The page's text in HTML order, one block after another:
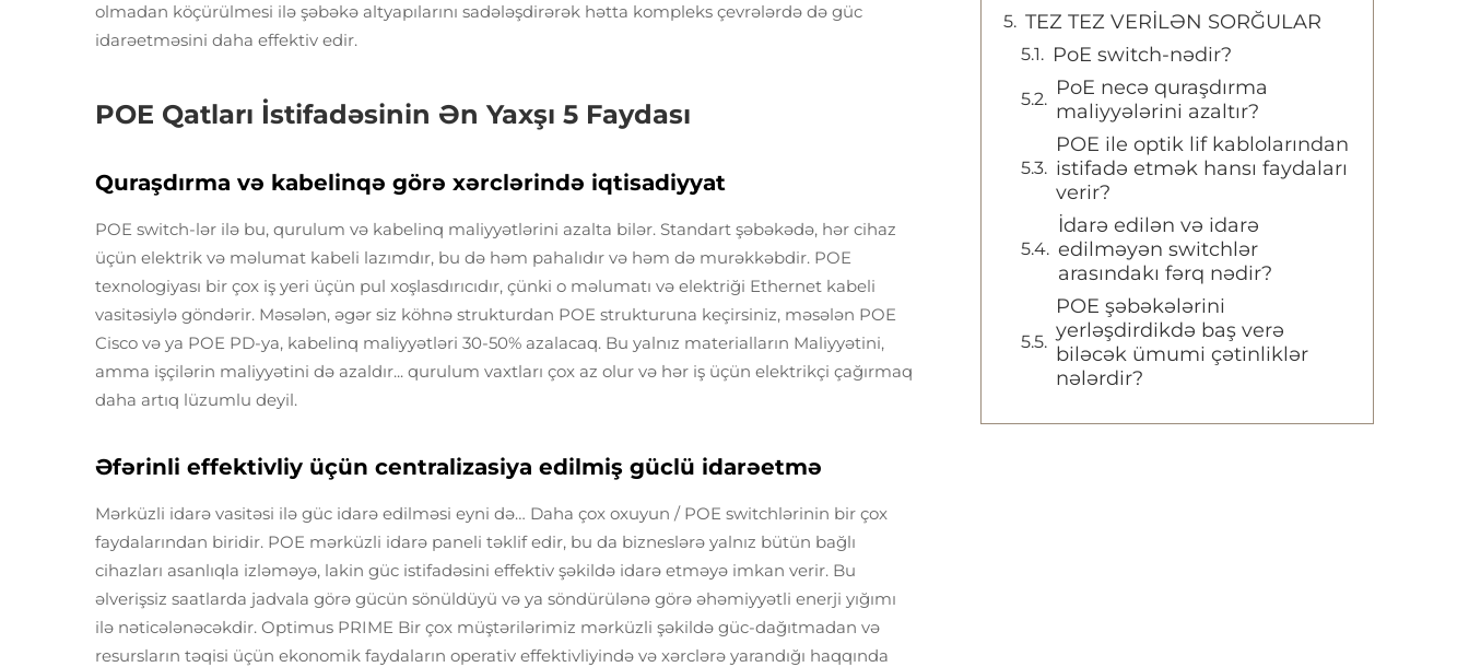
olmadan köçürülmesi ilə şəbəkə altyapılarını sadələşdirərək hətta kompleks çevrələrdə də güc
idarəetməsini daha effektiv edir.
POE Qatları İstifadəsinin Ən Yaxşı 5 Faydası
Quraşdırma və kabelinqə görə xərclərində iqtisadiyyat
POE switch-lər ilə bu, qurulum və kabelinq maliyyətlərini azalta bilər. Standart şəbəkədə, hər cihaz
üçün elektrik və məlumat kabeli lazımdır, bu də həm pahalıdır və həm də murəkkəbdir. POE
texnologiyası bir çox iş yeri üçün pul xoşlasdırıcıdır, çünki o məlumatı və elektriği Ethernet kabeli
vasitəsiylə göndərir. Məsələn, əgər siz köhnə strukturdan POE strukturuna keçirsiniz, məsələn POE
Cisco və ya POE PD-ya, kabelinq maliyyətləri 30-50% azalacaq. Bu yalnız materialların Maliyyətini,
amma işçilərin maliyyətini də azaldır... qurulum vaxtları çox az olur və hər iş üçün elektrikçi çağırmaq
daha artıq lüzumlu deyil.
Əfərinli effektivliy üçün centralizasiya edilmiş güclü idarəetmə
Mərküzli idarə vasitəsi ilə güc idarə edilməsi eyni də… Daha çox oxuyun / POE switchlərinin bir çox
faydalarından biridir. POE mərküzli idarə paneli təklif edir, bu da bizneslərə yalnız bütün bağlı
cihazları asanlıqla izləməyə, lakin güc istifadəsini effektiv şəkildə idarə etməyə imkan verir. Bu
əlverişsiz saatlarda jadvala görə gücün sönüldüyü və ya söndürülənə görə əhəmiyyətli enerji yığımı
ilə nəticələnəcəkdir. Optimus PRIME Bir çox müştərilərimiz mərküzli şəkildə güc-dağıtmadan və
resursların təqisi üçün ekonomik faydaların operativ effektivliyində və xərclərə yarandığı haqqında
TEZ TEZ VERİLƏN SORĞULAR
PoE switch-nədir?
PoE necə quraşdırma
maliyyələrini azaltır?
POE ile optik lif kablolarından
istifadə etmək hansı faydaları
verir?
İdarə edilən və idarə
edilməyən switchlər
arasındakı fərq nədir?
POE şəbəkələrini
yerləşdirdikdə baş verə
biləcək ümumi çətinliklər
nələrdir?